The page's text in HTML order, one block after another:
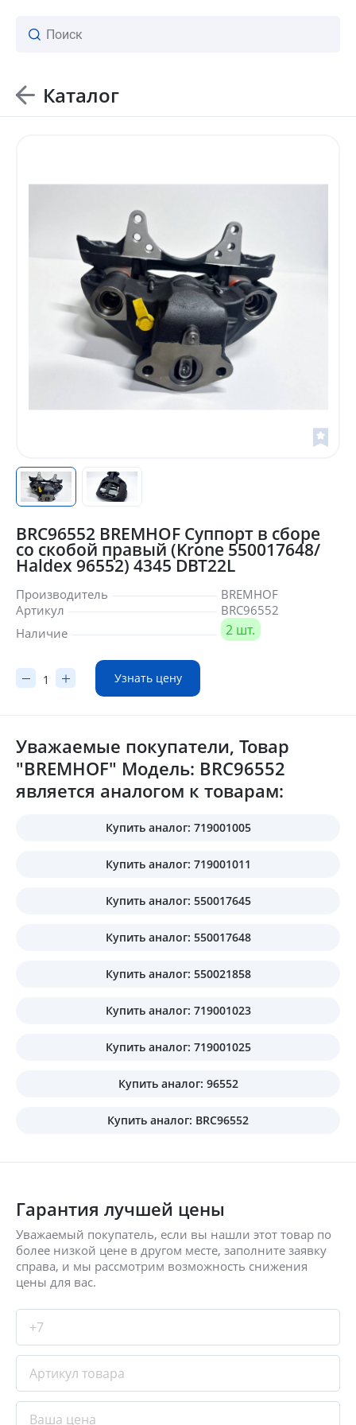
Каталог
BRC96552 BREMHOF Суппорт в сборе
со скобой правый (Krone 550017648/
Haldex 96552) 4345 DBT22L
Производитель
BREMHOF
Артикул
BRC96552
Наличие
2 шт.
Узнать цену
Уважаемые покупатели, Товар
"BREMHOF" Модель: BRC96552
является аналогом к товарам:
Купить аналог: 719001005
Купить аналог: 719001011
Купить аналог: 550017645
Купить аналог: 550017648
Купить аналог: 550021858
Купить аналог: 719001023
Купить аналог: 719001025
Купить аналог: 96552
Купить аналог: BRC96552
Гарантия лучшей цены
Уважаемый покупатель, если вы нашли этот товар по
более низкой цене в другом месте, заполните заявку
справа, и мы рассмотрим возможность снижения
цены для вас.